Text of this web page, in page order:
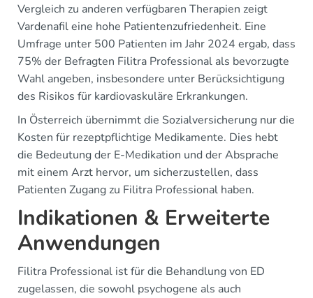
Vergleich zu anderen verfügbaren Therapien zeigt
Vardenafil eine hohe Patientenzufriedenheit. Eine
Umfrage unter 500 Patienten im Jahr 2024 ergab, dass
75% der Befragten Filitra Professional als bevorzugte
Wahl angeben, insbesondere unter Berücksichtigung
des Risikos für kardiovaskuläre Erkrankungen.
In Österreich übernimmt die Sozialversicherung nur die
Kosten für rezeptpflichtige Medikamente. Dies hebt
die Bedeutung der E-Medikation und der Absprache
mit einem Arzt hervor, um sicherzustellen, dass
Patienten Zugang zu Filitra Professional haben.
Indikationen & Erweiterte
Anwendungen
Filitra Professional ist für die Behandlung von ED
zugelassen, die sowohl psychogene als auch